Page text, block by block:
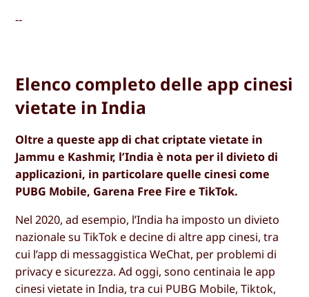
--
Elenco completo delle app cinesi
vietate in India
Oltre a queste app di chat criptate vietate in
Jammu e Kashmir, l’India è nota per il divieto di
applicazioni, in particolare quelle cinesi come
PUBG Mobile, Garena Free Fire e TikTok.
Nel 2020, ad esempio, l’India ha imposto un divieto
nazionale su TikTok e decine di altre app cinesi, tra
cui l’app di messaggistica WeChat, per problemi di
privacy e sicurezza. Ad oggi, sono centinaia le app
cinesi vietate in India, tra cui PUBG Mobile, Tiktok,